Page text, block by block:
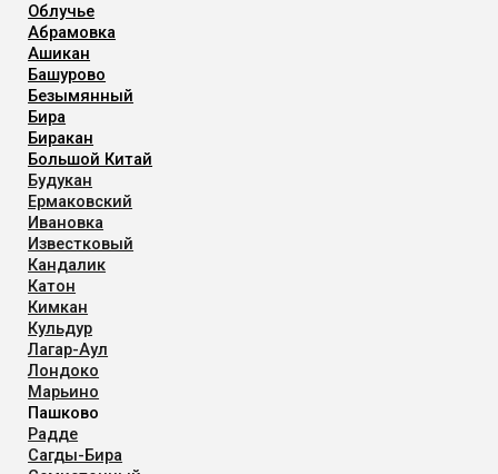
Облучье
Абрамовка
Ашикан
Башурово
Безымянный
Бира
Биракан
Большой Китай
Будукан
Ермаковский
Ивановка
Известковый
Кандалик
Катон
Кимкан
Кульдур
Лагар-Аул
Лондоко
Марьино
Пашково
Радде
Сагды-Бира